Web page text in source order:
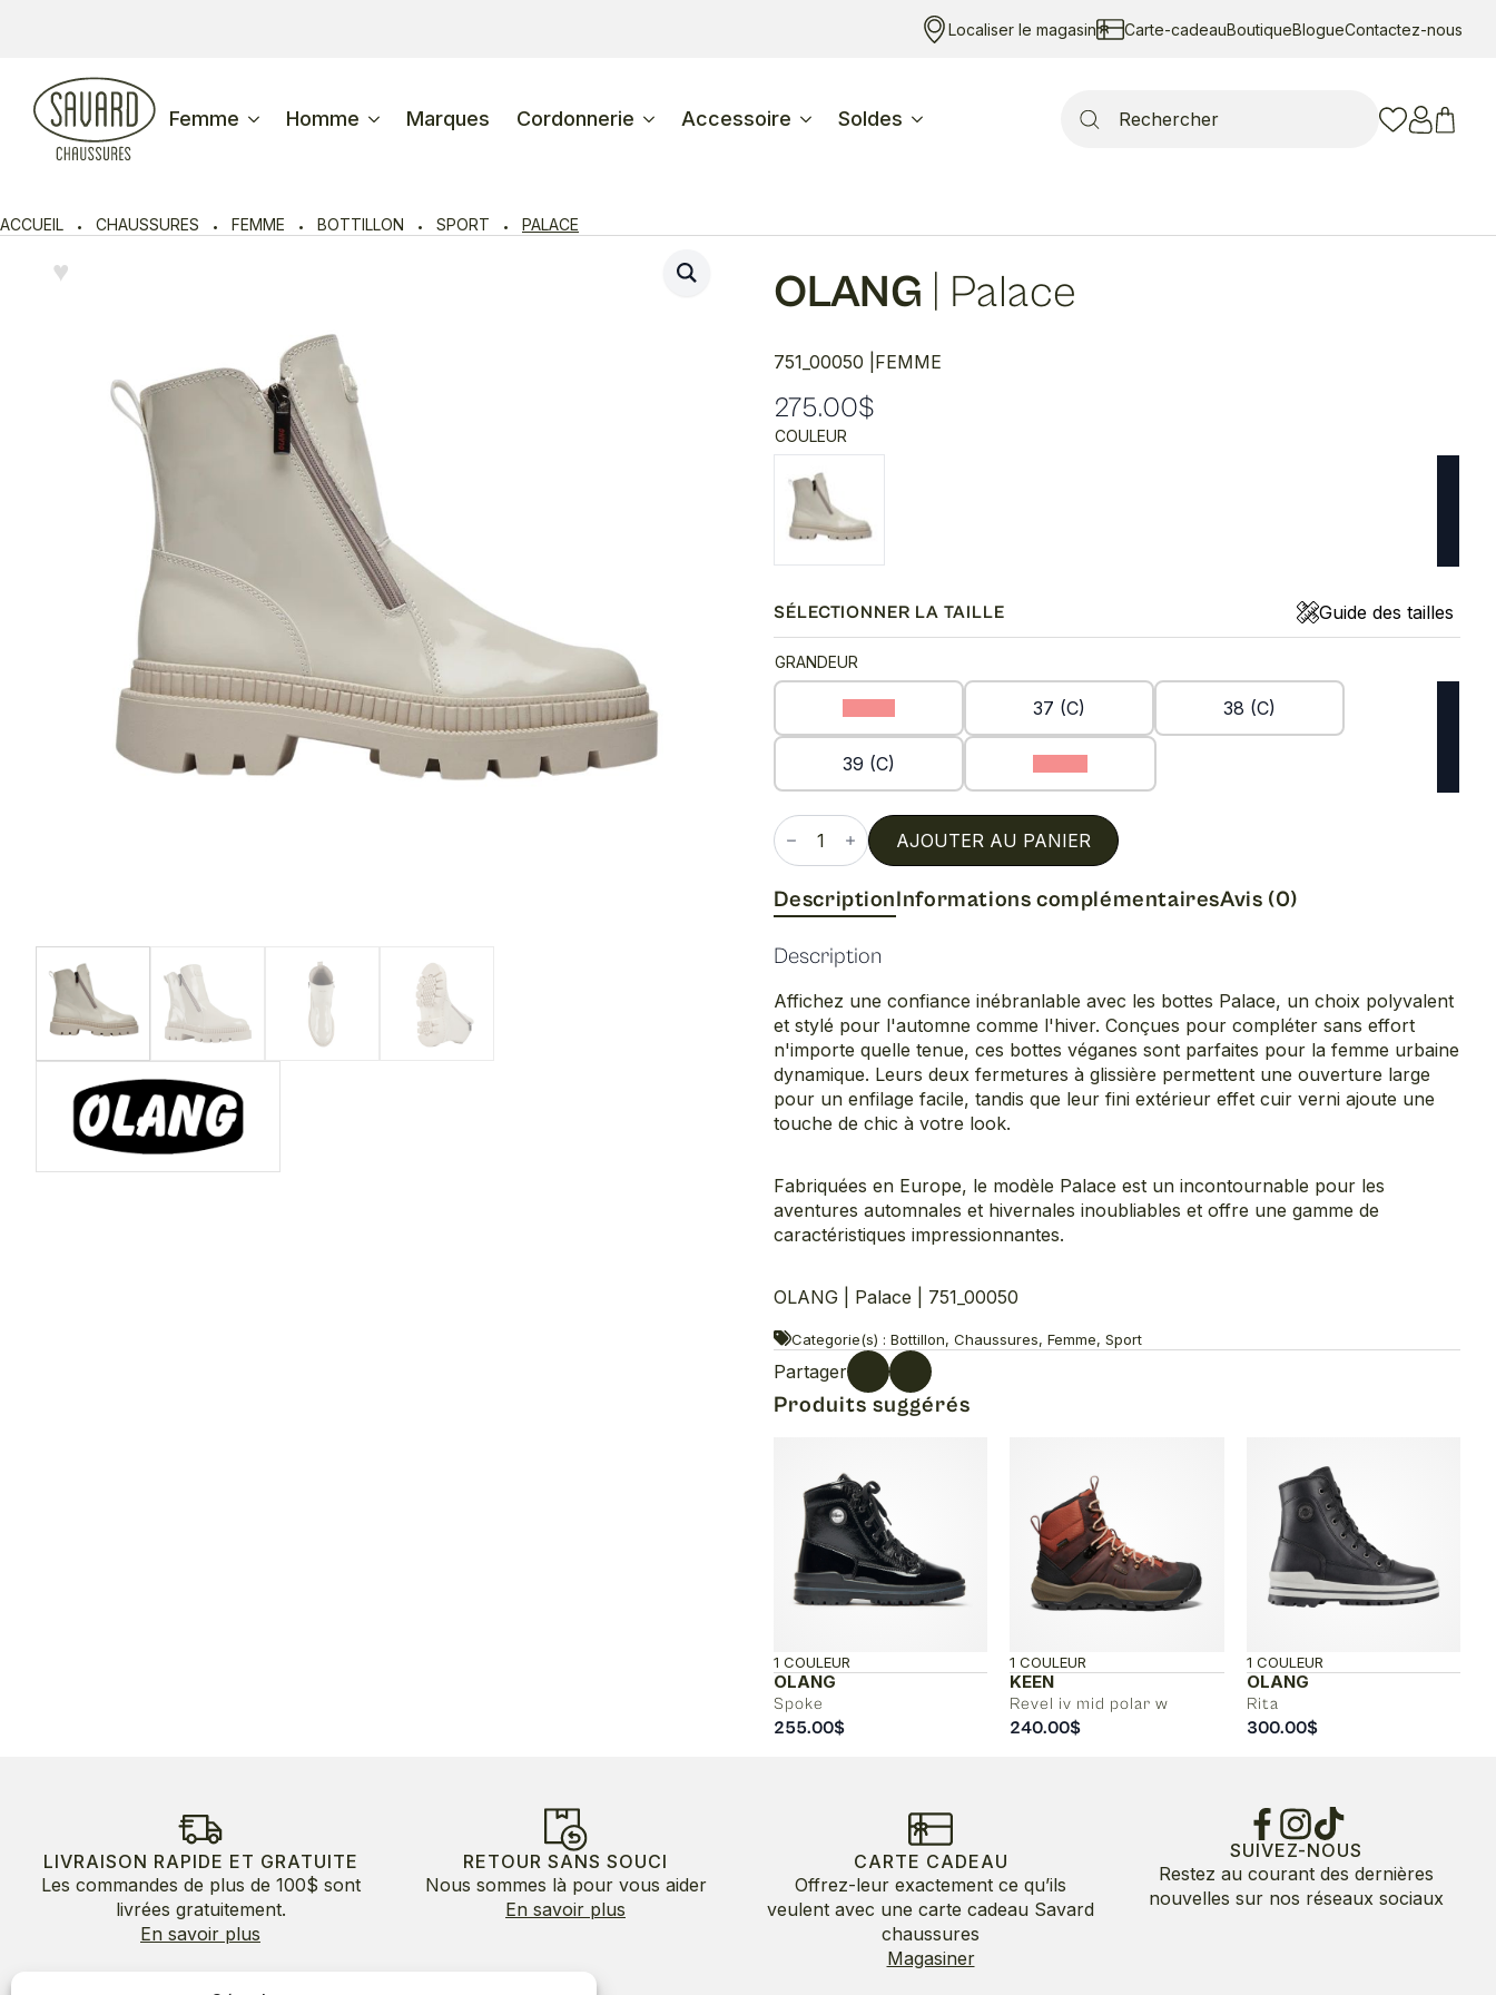
Localiser le magasin Carte-cadeauBoutiqueBlogueContactez-nous
Femme Homme Marques Cordonnerie Accessoire Soldes
for:
ACCUEIL CHAUSSURES FEMME BOTTILLON SPORT PALACE
♥︎ OLANG Palace
751_00050 | FEMME
275.00$
COULEUR
SÉLECTIONNER LA TAILLE Guide des tailles
GRANDEUR
37 (C) 38 (C)
39 (C)
quantité
de
Palace
AJOUTER AU PANIER
DescriptionInformations complémentairesAvis (0)
Description
Affichez une confiance inébranlable avec les bottes Palace, un choix polyvalent
et stylé pour l'automne comme l'hiver. Conçues pour compléter sans effort
n'importe quelle tenue, ces bottes véganes sont parfaites pour la femme urbaine
dynamique. Leurs deux fermetures à glissière permettent une ouverture large
pour un enfilage facile, tandis que leur fini extérieur effet cuir verni ajoute une
touche de chic à votre look.
Fabriquées en Europe, le modèle Palace est un incontournable pour les
aventures automnales et hivernales inoubliables et offre une gamme de
caractéristiques impressionnantes.
OLANG | Palace | 751_00050
Categorie(s) : Bottillon, Chaussures, Femme, Sport
Partager
Produits suggérés
OLANG
Spoke
1 COULEUR
255.00$
KEEN
Revel iv mid polar w
1 COULEUR
240.00$
OLANG
Rita
1 COULEUR
300.00$
LIVRAISON RAPIDE ET GRATUITE
Les commandes de plus de 100$ sont
livrées gratuitement.
En savoir plus
RETOUR SANS SOUCI
Nous sommes là pour vous aider
En savoir plus
CARTE CADEAU
Offrez-leur exactement ce qu’ils
veulent avec une carte cadeau Savard
chaussures
Magasiner
SUIVEZ-NOUS
Restez au courant des dernières
nouvelles sur nos réseaux sociaux